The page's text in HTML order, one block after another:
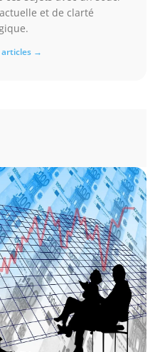
et de clarté
articles →